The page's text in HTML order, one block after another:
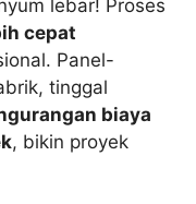
lebar! Proses
cepat
Panel-
tinggal
biaya
, bikin proyek